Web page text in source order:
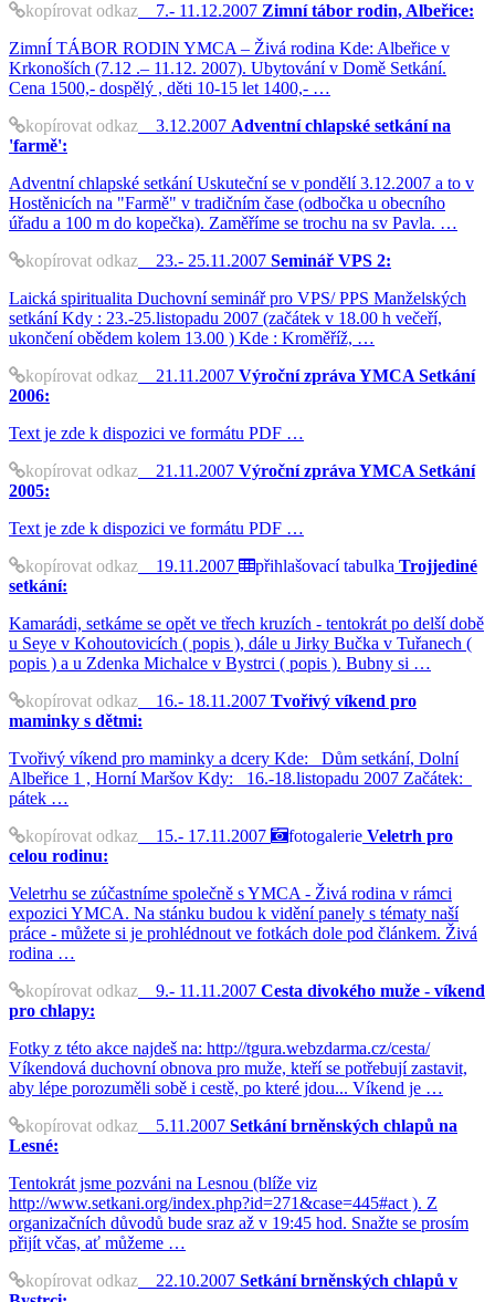
kopírovat odkaz 7.- 11.12.2007 Zimní tábor rodin, Albeřice:
ZimnÍ TÁBOR RODIN YMCA – Živá rodina Kde: Albeřice v
Krkonoších (7.12 .– 11.12. 2007). Ubytování v Domě Setkání.
Cena 1500,- dospělý , děti 10-15 let 1400,- …
kopírovat odkaz 3.12.2007 Adventní chlapské setkání na
'farmě':
Adventní chlapské setkání Uskuteční se v pondělí 3.12.2007 a to v
Hostěnicích na "Farmě" v tradičním čase (odbočka u obecního
úřadu a 100 m do kopečka). Zaměříme se trochu na sv Pavla. …
kopírovat odkaz 23.- 25.11.2007 Seminář VPS 2:
Laická spiritualita Duchovní seminář pro VPS/ PPS Manželských
setkání Kdy : 23.-25.listopadu 2007 (začátek v 18.00 h večeří,
ukončení obědem kolem 13.00 ) Kde : Kroměříž, …
kopírovat odkaz 21.11.2007 Výroční zpráva YMCA Setkání
2006:
Text je zde k dispozici ve formátu PDF …
kopírovat odkaz 21.11.2007 Výroční zpráva YMCA Setkání
2005:
Text je zde k dispozici ve formátu PDF …
kopírovat odkaz 19.11.2007 přihlašovací tabulka Trojjediné
setkání:
Kamarádi, setkáme se opět ve třech kruzích - tentokrát po delší době
u Seye v Kohoutovicích ( popis ), dále u Jirky Bučka v Tuřanech (
popis ) a u Zdenka Michalce v Bystrci ( popis ). Bubny si …
kopírovat odkaz 16.- 18.11.2007 Tvořivý víkend pro
maminky s dětmi:
Tvořivý víkend pro maminky a dcery Kde: Dům setkání, Dolní
Albeřice 1 , Horní Maršov Kdy: 16.-18.listopadu 2007 Začátek:
pátek …
kopírovat odkaz 15.- 17.11.2007 fotogalerie Veletrh pro
celou rodinu:
Veletrhu se zúčastníme společně s YMCA - Živá rodina v rámci
expozici YMCA. Na stánku budou k vidění panely s tématy naší
práce - můžete si je prohlédnout ve fotkách dole pod článkem. Živá
rodina …
kopírovat odkaz 9.- 11.11.2007 Cesta divokého muže - víkend
pro chlapy:
Fotky z této akce najdeš na: http://tgura.webzdarma.cz/cesta/
Víkendová duchovní obnova pro muže, kteří se potřebují zastavit,
aby lépe porozuměli sobě i cestě, po které jdou... Víkend je …
kopírovat odkaz 5.11.2007 Setkání brněnských chlapů na
Lesné:
Tentokrát jsme pozváni na Lesnou (blíže viz
http://www.setkani.org/index.php?id=271&case=445#act ). Z
organizačních důvodů bude sraz až v 19:45 hod. Snažte se prosím
přijít včas, ať můžeme …
kopírovat odkaz 22.10.2007 Setkání brněnských chlapů v